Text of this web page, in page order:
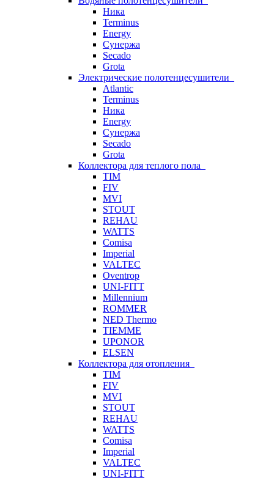
Ника
Terminus
Energy
Сунержа
Secado
Grota
Электрические полотенцесушители
Atlantic
Terminus
Ника
Energy
Сунержа
Secado
Grota
Коллектора для теплого пола
TIM
FIV
MVI
STOUT
REHAU
WATTS
Comisa
Imperial
VALTEC
Oventrop
UNI-FITT
Millennium
ROMMER
NED Thermo
TIEMME
UPONOR
ELSEN
Коллектора для отопления
TIM
FIV
MVI
STOUT
REHAU
WATTS
Comisa
Imperial
VALTEC
UNI-FITT